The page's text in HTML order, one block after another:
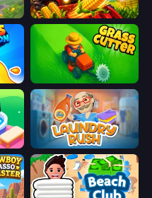
My Perfect Farm
Laundry Rush